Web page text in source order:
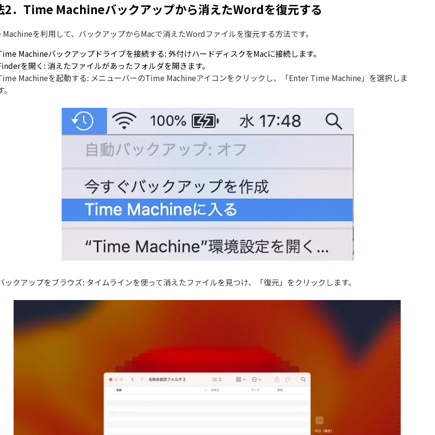
2．Time Machineバックアップから消えたWordを復元する
を利用して、バックアップからMacで消えたWordファイルを復元する方法です。
Machineバックアップドライブを接続する: 外付けハードディスクをMacに接続します。
を開く: 消えたファイルがあったフォルダを開きます。
Machineを起動する: メニューバーのTime Machineアイコンをクリックし、「Enter Time Machine」を選択しま
ックアップをブラウズ: タイムラインを使って消えたファイルを見つけ、「復元」をクリックします。